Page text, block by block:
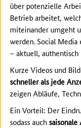
über potenzielle
Betrieb arbeitet,
miteinander umgeht
werden. Social
– aktuell,
Kurze Videos und
schneller als jede
zeigen Abläufe,
Ein Vorteil: Der
sodass auchsaisonale